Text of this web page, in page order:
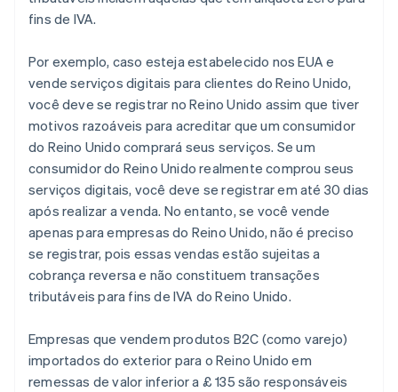
fins de IVA.
Por exemplo, caso esteja estabelecido nos EUA e
vende serviços digitais para clientes do Reino Unido,
você deve se registrar no Reino Unido assim que tiver
motivos razoáveis para acreditar que um consumidor
do Reino Unido comprará seus serviços. Se um
consumidor do Reino Unido realmente comprou seus
serviços digitais, você deve se registrar em até 30 dias
após realizar a venda. No entanto, se você vende
apenas para empresas do Reino Unido, não é preciso
se registrar, pois essas vendas estão sujeitas a
cobrança reversa e não constituem transações
tributáveis para fins de IVA do Reino Unido.
Empresas que vendem produtos B2C (como varejo)
importados do exterior para o Reino Unido em
remessas de valor inferior a £ 135 são responsáveis